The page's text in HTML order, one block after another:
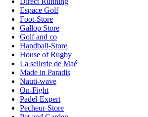
Espace Golf
Foot-Store
Gallop Store
Golf and co
Handball-Store
House of Rugby
La sellerie de Maé
Made in Paradis
Nauti-wave
On-Fight
Padel-Expert
Pecheur-Store